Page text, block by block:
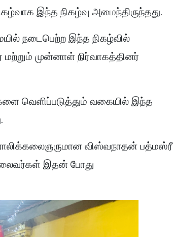
இந்த நிகழ்வு அமைந்திருந்தது.
நடைபெற்ற இந்த நிகழ்வில்
முன்னாள் நிர்வாகத்தினர்
வெளிப்படுத்தும் வகையில் இந்த
விஸ்வநாதன் பத்மஸ்ரீ
இதன் போது